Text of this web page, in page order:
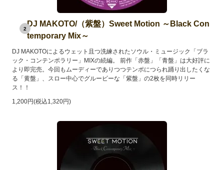
2
DJ MAKOTO/（紫盤）Sweet Motion ～Black Con
temporary Mix～
DJ MAKOTOによるウェット且つ洗練されたソウル・ミュージック「ブラ
ック・コンテンポラリー」MIXの続編。 前作「赤盤」「青盤」は大好評に
より即完売。今回もムーディーでありつつテンポにつられ踊り出したくな
る「黄盤」、スロー中心でグルービーな「紫盤」の2枚を同時リリー
ス！！
1,200円(税込1,320円)